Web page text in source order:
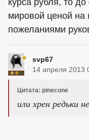
курса рубля, то
мировой ценой на
пожеланиями
svp67
14 апреля 2013
Цитата: pinecone
или хрен редьки